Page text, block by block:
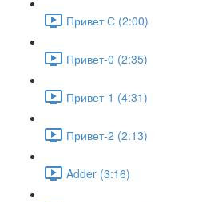
Привет С (2:00)
Привет-0 (2:35)
Привет-1 (4:31)
Привет-2 (2:13)
Adder (3:16)